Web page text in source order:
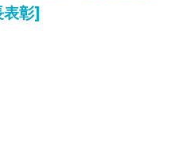
彰]